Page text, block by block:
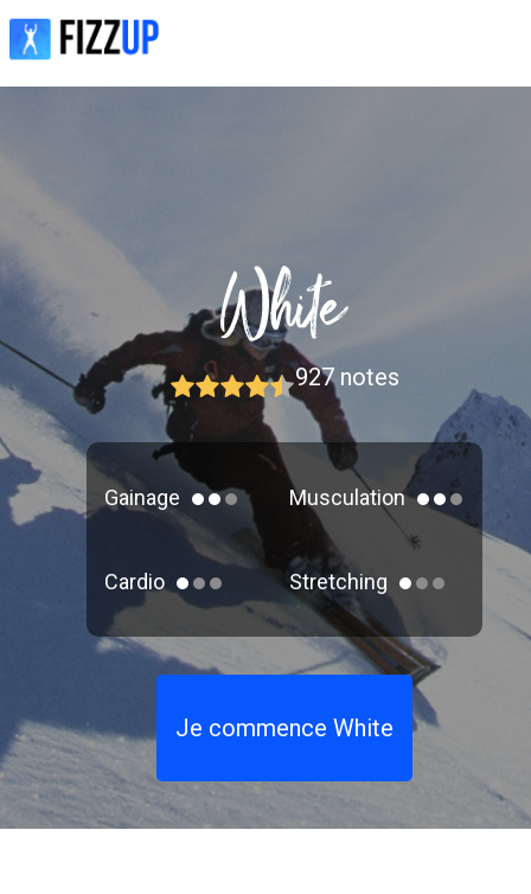
927 notes
Gainage Musculation
Cardio Stretching
Je commence White